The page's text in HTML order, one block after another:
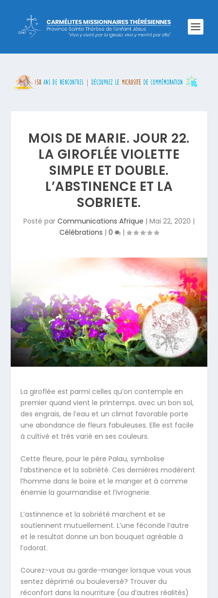
MOIS DE MARIE. JOUR 22.
LA GIROFLÉE VIOLETTE
SIMPLE ET DOUBLE.
L’ABSTINENCE ET LA
SOBRIETE.
Posté par Communications Afrique | Mai 22, 2020 |
Célébrations | 0 |
La giroflée est parmi celles qu’on contemple en
premier quand vient le printemps. avec un bon sol,
des engrais, de l’eau et un climat favorable porte
une abondance de fleurs fabuleuses. Elle est facile
à cultivé et très varié en ses couleurs.
Cette fleure, pour le père Palau, symbolise
l’abstinence et la sobriété. Ces dernières modèrent
l’homme dans le boire et le manger et à comme
énemie la gourmandise et l’ivrognerie.
L’astinnence et la sobriété marchent et se
soutiennent mutuellement. L’une féconde l’autre
et le resultat donne un bon bouquet agréable à
l’odorat.
Courez-vous au garde-manger lorsque vous vous
sentez déprimé ou bouleversé? Trouver du
réconfort dans la nourriture (ou d’autres réalités)